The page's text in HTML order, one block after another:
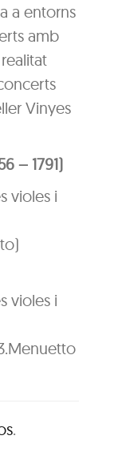
a entorns
amb
Vinyes
– 1791)
violes i
violes i
.